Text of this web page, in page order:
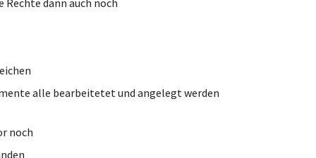
dann auch noch
alle bearbeitetet und angelegt werden
noch